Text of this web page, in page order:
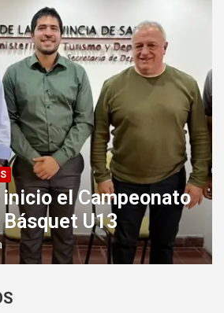
ejecuta un nuevo
que beneficiará a
vecinos de capital